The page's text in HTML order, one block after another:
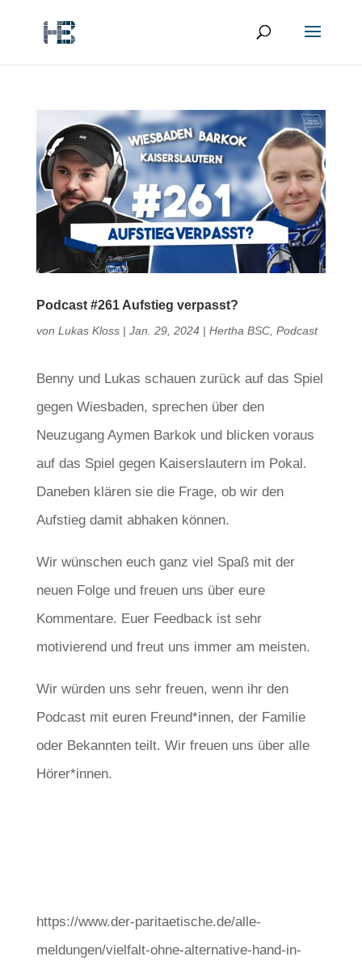
Podcast #261 Aufstieg verpasst?
von Lukas Kloss| Jan. 29, 2024| Hertha BSC, Podcast
Benny und Lukas schauen zurück auf das Spiel
gegen Wiesbaden, sprechen über den
Neuzugang Aymen Barkok und blicken voraus
auf das Spiel gegen Kaiserslautern im Pokal.
Daneben klären sie die Frage, ob wir den
Aufstieg damit abhaken können.
Wir wünschen euch ganz viel Spaß mit der
neuen Folge und freuen uns über eure
Kommentare. Euer Feedback ist sehr
motivierend und freut uns immer am meisten.
Wir würden uns sehr freuen, wenn ihr den
Podcast mit euren Freund*innen, der Familie
oder Bekannten teilt. Wir freuen uns über alle
Hörer*innen.
https://www.der-paritaetische.de/alle-
meldungen/vielfalt-ohne-alternative-hand-in-